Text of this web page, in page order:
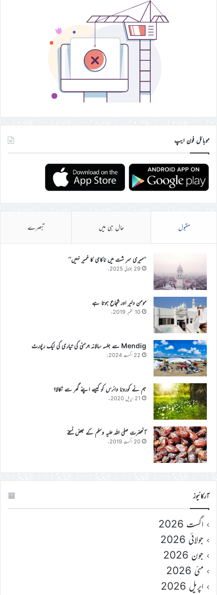
موبائل فون ایپ
مقبول حال ہی میں تبصرے
’’میری سر شت میں ناکامی کا خمیر نہیں‘‘
29 جولائی 2025ء
مومن دلیر اور شجاع ہوتا ہے
10 ستمبر 2019ء
Mendig سے جلسہ سالانہ جرمنی کی تیاری کی ایک رپورٹ
22 اگست 2024ء
ہم نے کورونا وائرس کو کیسے اپنے گھر سے نکالا؟
21 اپریل 2020ء
آنحضرت صلی اللہ علیہ وسلم کے بعض نسخے
20 اگست 2019ء
آرکائیوز
اگست 2026
جولائی 2026
جون 2026
مئی 2026
اپریل 2026